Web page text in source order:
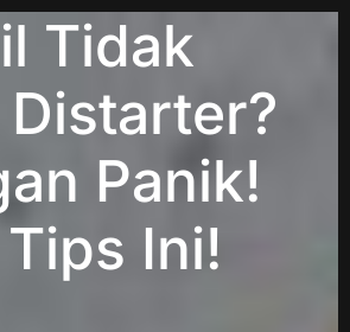
Tidak
Panik!
Ini!